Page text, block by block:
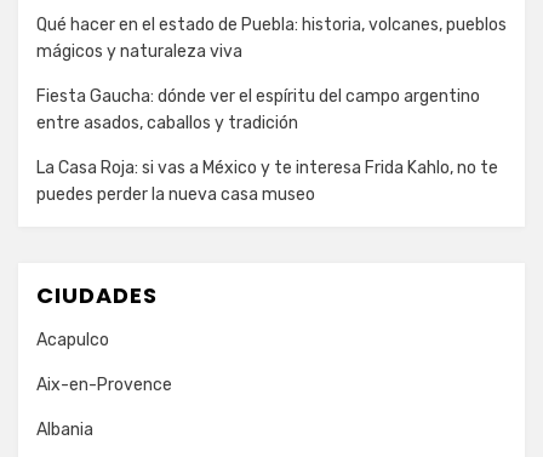
Qué hacer en el estado de Puebla: historia, volcanes, pueblos
mágicos y naturaleza viva
Fiesta Gaucha: dónde ver el espíritu del campo argentino
entre asados, caballos y tradición
La Casa Roja: si vas a México y te interesa Frida Kahlo, no te
puedes perder la nueva casa museo
CIUDADES
Acapulco
Aix-en-Provence
Albania